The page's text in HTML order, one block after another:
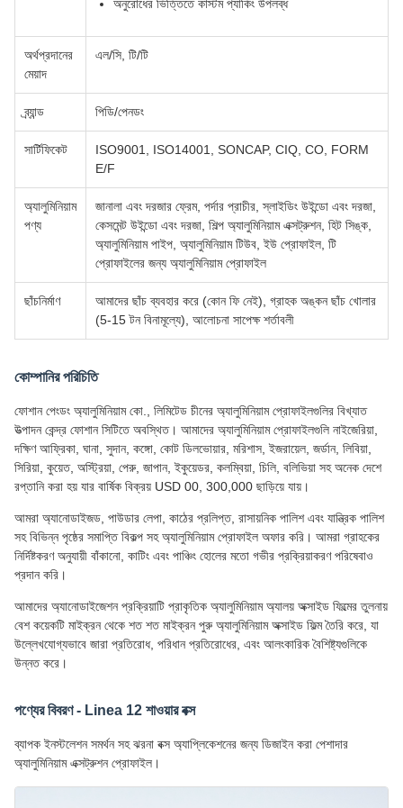
অনুরোধের ভিত্তিতে কাস্টম প্যাকিং উপলব্ধ
অর্থপ্রদানের
মেয়াদ
এল/সি, টি/টি
ব্র্যান্ড পিডি/পেনডং
সার্টিফিকেট
ISO9001, ISO14001, SONCAP, CIQ, CO, FORM
E/F
অ্যালুমিনিয়াম
পণ্য
জানালা এবং দরজার ফ্রেম, পর্দার প্রাচীর, স্লাইডিং উইন্ডো এবং দরজা,
কেসমেন্ট উইন্ডো এবং দরজা, শিল্প অ্যালুমিনিয়াম এক্সট্রুশন, হিট সিঙ্ক,
অ্যালুমিনিয়াম পাইপ, অ্যালুমিনিয়াম টিউব, ইউ প্রোফাইল, টি
প্রোফাইলের জন্য অ্যালুমিনিয়াম প্রোফাইল
ছাঁচনির্মাণ
আমাদের ছাঁচ ব্যবহার করে (কোন ফি নেই), গ্রাহক অঙ্কন ছাঁচ খোলার
(5-15 টন বিনামূল্যে), আলোচনা সাপেক্ষ শর্তাবলী
কোম্পানির পরিচিতি
ফোশান পেংডং অ্যালুমিনিয়াম কো., লিমিটেড চীনের অ্যালুমিনিয়াম প্রোফাইলগুলির বিখ্যাত
উত্পাদন কেন্দ্র ফোশান সিটিতে অবস্থিত। আমাদের অ্যালুমিনিয়াম প্রোফাইলগুলি নাইজেরিয়া,
দক্ষিণ আফ্রিকা, ঘানা, সুদান, কঙ্গো, কোট ডিলভোয়ার, মরিশাস, ইজরায়েল, জর্ডান, লিবিয়া,
সিরিয়া, কুয়েত, অস্ট্রিয়া, পেরু, জাপান, ইকুয়েডর, কলম্বিয়া, চিলি, বলিভিয়া সহ অনেক দেশে
রপ্তানি করা হয় যার বার্ষিক বিক্রয় USD 00, 300,000 ছাড়িয়ে যায়।
আমরা অ্যানোডাইজড, পাউডার লেপা, কাঠের প্রলিপ্ত, রাসায়নিক পালিশ এবং যান্ত্রিক পালিশ
সহ বিভিন্ন পৃষ্ঠের সমাপ্তি বিকল্প সহ অ্যালুমিনিয়াম প্রোফাইল অফার করি। আমরা গ্রাহকের
নির্দিষ্টকরণ অনুযায়ী বাঁকানো, কাটিং এবং পাঞ্চিং হোলের মতো গভীর প্রক্রিয়াকরণ পরিষেবাও
প্রদান করি।
আমাদের অ্যানোডাইজেশন প্রক্রিয়াটি প্রাকৃতিক অ্যালুমিনিয়াম অ্যালয় অক্সাইড ফিল্মের তুলনায়
বেশ কয়েকটি মাইক্রন থেকে শত শত মাইক্রন পুরু অ্যালুমিনিয়াম অক্সাইড ফিল্ম তৈরি করে, যা
উল্লেখযোগ্যভাবে জারা প্রতিরোধ, পরিধান প্রতিরোধের, এবং আলংকারিক বৈশিষ্ট্যগুলিকে
উন্নত করে।
পণ্যের বিবরণ - Linea 12 শাওয়ার বক্স
ব্যাপক ইনস্টলেশন সমর্থন সহ ঝরনা বক্স অ্যাপ্লিকেশনের জন্য ডিজাইন করা পেশাদার
অ্যালুমিনিয়াম এক্সট্রুশন প্রোফাইল।